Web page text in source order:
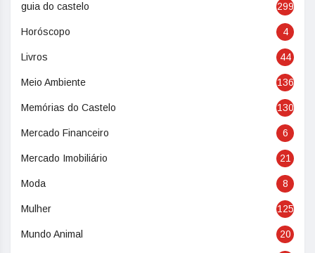
guia do castelo 299
Horóscopo 4
Livros 44
Meio Ambiente 136
Memórias do Castelo 130
Mercado Financeiro 6
Mercado Imobiliário 21
Moda 8
Mulher 125
Mundo Animal 20